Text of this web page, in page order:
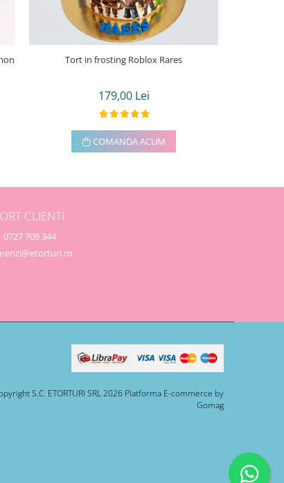
Tort in frosting Roblox Rares
179,00 Lei
COMANDA ACUM
CLIENTI
0727 709 344
S.C. ETORTURI SRL 2026 Platforma E-commerce by
Gomag